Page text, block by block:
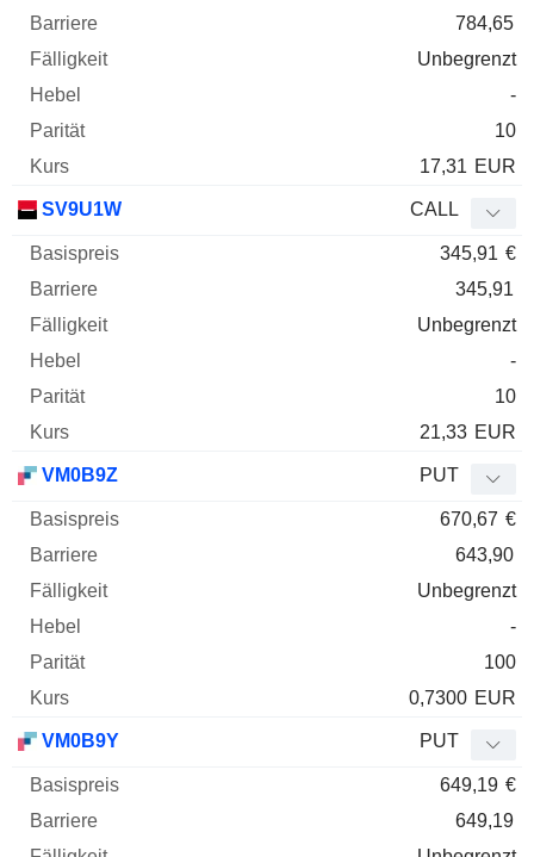
784,65
Unbegrenzt
-
10
17,31 EUR
SV9U1W CALL
345,91 €
345,91
Unbegrenzt
-
10
21,33 EUR
VM0B9Z PUT
670,67 €
643,90
Unbegrenzt
-
100
0,7300 EUR
VM0B9Y PUT
649,19 €
649,19